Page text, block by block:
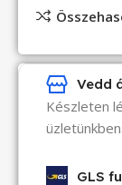
Vedd
Készleten
üzletünkben.
GLS